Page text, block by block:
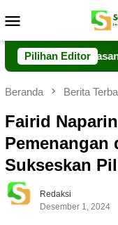
ke
Mobile
Pilihan Editor
Tahura,
Beranda Berita
Fairid
Pemenangan
Sukseskan
Redaksi
Desember 1, 2024